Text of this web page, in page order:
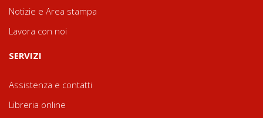
Notizie e Area stampa
Lavora con noi
SERVIZI
Assistenza e contatti
Libreria online